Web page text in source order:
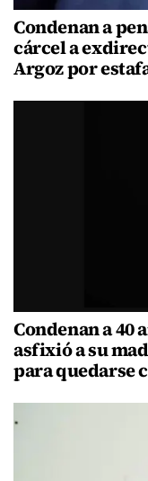
Condenan a
cárcel a
Argoz por
Condenan a 40
asfixió a su
para quedarse